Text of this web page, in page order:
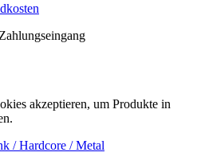
akzeptieren, um Produkte in
/ Hardcore / Metal